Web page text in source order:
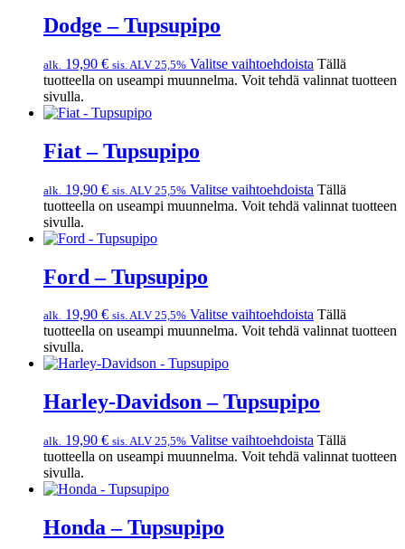
Dodge – Tupsupipo
alk. 19,90 € sis. ALV 25,5% Valitse vaihtoehdoista Tällä
tuotteella on useampi muunnelma. Voit tehdä valinnat tuotteen
sivulla.
Fiat – Tupsupipo
alk. 19,90 € sis. ALV 25,5% Valitse vaihtoehdoista Tällä
tuotteella on useampi muunnelma. Voit tehdä valinnat tuotteen
sivulla.
Ford – Tupsupipo
alk. 19,90 € sis. ALV 25,5% Valitse vaihtoehdoista Tällä
tuotteella on useampi muunnelma. Voit tehdä valinnat tuotteen
sivulla.
Harley-Davidson – Tupsupipo
alk. 19,90 € sis. ALV 25,5% Valitse vaihtoehdoista Tällä
tuotteella on useampi muunnelma. Voit tehdä valinnat tuotteen
sivulla.
Honda – Tupsupipo